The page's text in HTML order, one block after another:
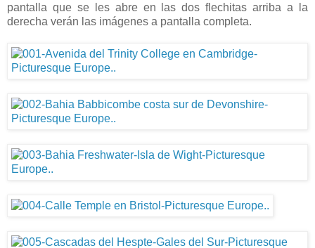
pantalla que se les abre en las dos flechitas arriba a la
derecha verán las imágenes a pantalla completa.